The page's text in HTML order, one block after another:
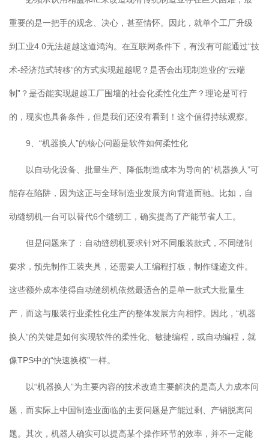
重要的是一把手的观念、决心，甚至情怀。因此，就单个工厂升级
到工业4.0无法超越这道鸿沟。在互联网条件下，有没有可能通过“技
术-经济范式转移”的方式实现超越呢？是否会出现制造业的“云端
制”？是否能实现超越工厂围墙的社会化柔性化生产？理论是可行
的，现实也具备条件，但是我们还没有看到！这个值得持续观察。
9、“机器换人”的核心问题是软件如何柔性化
以自动化设备、批量生产、降低制造成本为导向的“机器换人”可
能存在陷阱，因为这正与全球制造业发展方向背道而驰。比如，自
动缝纫机一台可以替代6个缝纫工，确实提高了产能节省人工。
但是问题来了：自动缝纫机要求针对不同服装款式，不同缝制
要求，预先制作工装夹具，还需要人工编程打板，制作缝迹文件。
这些额外成本使得自动缝纫机依然最适合的是单一款式大批量生
产，而这与服装行业柔性化生产的整体发展方向相悖。因此，“机器
换人”的关键是如何实现软件的柔性化、敏捷编程，或自动编程，就
像TPS中的“快速换模”一样。
以“机器换人”为主要内容的技术改造主要解决的是高人力成本问
题，而实际上中国制造业面临的主要问题是产能过剩、产销脱离问
题。其次，机器人确实可以提高某个操作环节的效率，并不一定能